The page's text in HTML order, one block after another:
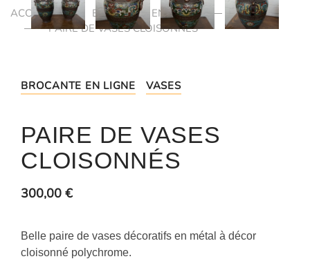
ACCUEIL BROCANTE EN LIGNE
VASES
PAIRE DE VASES CLOISONNÉS
BROCANTE EN LIGNE VASES
PAIRE DE VASES
CLOISONNÉS
300,00 €
Belle paire de vases décoratifs en métal à décor
cloisonné polychrome.